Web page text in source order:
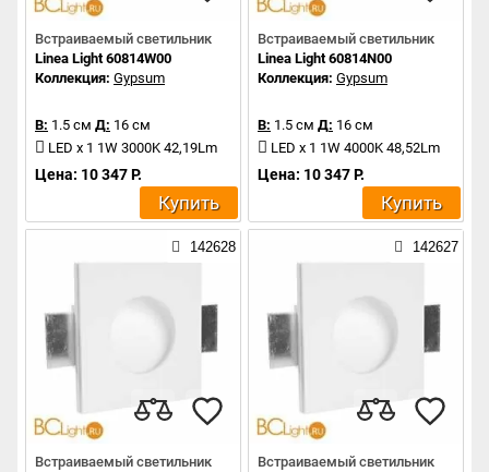
Встраиваемый светильник
Linea Light 60814W00
Коллекция: Gypsum
В: 1.5 см Д: 16 см
LED x 1 1W 3000K 42,19Lm
Цена: 10 347 Р.
Купить
Встраиваемый светильник
Linea Light 60814N00
Коллекция: Gypsum
В: 1.5 см Д: 16 см
LED x 1 1W 4000K 48,52Lm
Цена: 10 347 Р.
Купить
142628
Встраиваемый светильник
142627
Встраиваемый светильник